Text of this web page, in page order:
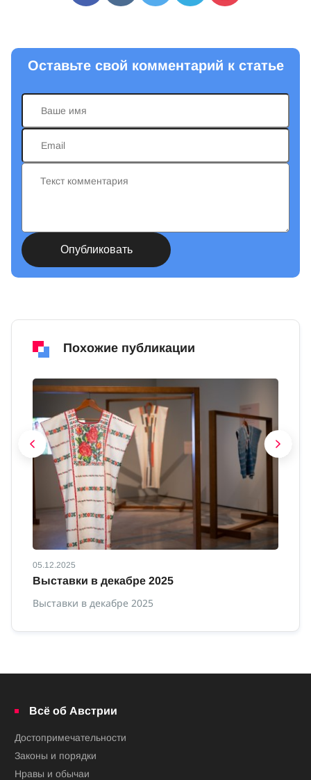
Оставьте свой комментарий к статье
Похожие публикации
05.12.2025
Выставки в декабре 2025
Выставки в декабре 2025
Всё об Австрии
Достопримечательности
Законы и порядки
Нравы и обычаи